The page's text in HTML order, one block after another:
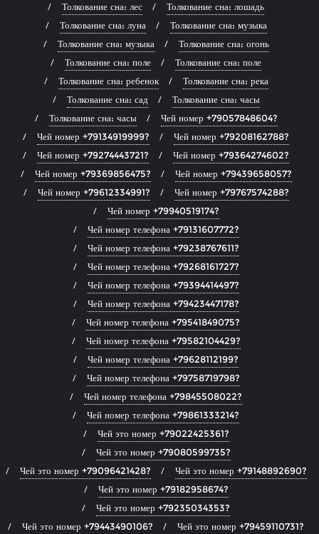
Толкование сна: лес
Толкование сна: лошадь
Толкование сна: луна
Толкование сна: музыка
Толкование сна: музыка
Толкование сна: огонь
Толкование сна: поле
Толкование сна: поле
Толкование сна: ребенок
Толкование сна: река
Толкование сна: сад
Толкование сна: часы
Толкование сна: часы
Чей номер +79057848604?
Чей номер +79134919999?
Чей номер +79208162788?
Чей номер +79274443721?
Чей номер +79364274602?
Чей номер +79369856475?
Чей номер +79439658057?
Чей номер +79612334991?
Чей номер +79767574288?
Чей номер +79940519174?
Чей номер телефона +79131607772?
Чей номер телефона +79238767611?
Чей номер телефона +79268161727?
Чей номер телефона +79394414497?
Чей номер телефона +79423447178?
Чей номер телефона +79541849075?
Чей номер телефона +79582104429?
Чей номер телефона +79628112199?
Чей номер телефона +79758719798?
Чей номер телефона +79845508022?
Чей номер телефона +79861333214?
Чей это номер +79022425361?
Чей это номер +79080599735?
Чей это номер +79096421428?
Чей это номер +79148892690?
Чей это номер +79182958674?
Чей это номер +79235034353?
Чей это номер +79443490106?
Чей это номер +79459110731?